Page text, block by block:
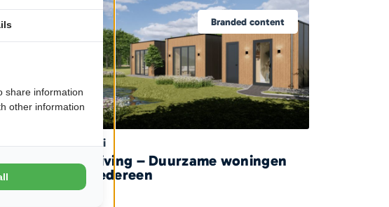
Branded content
21 januari
Sett Living – Duurzame woningen
voor iedereen
share information
other information